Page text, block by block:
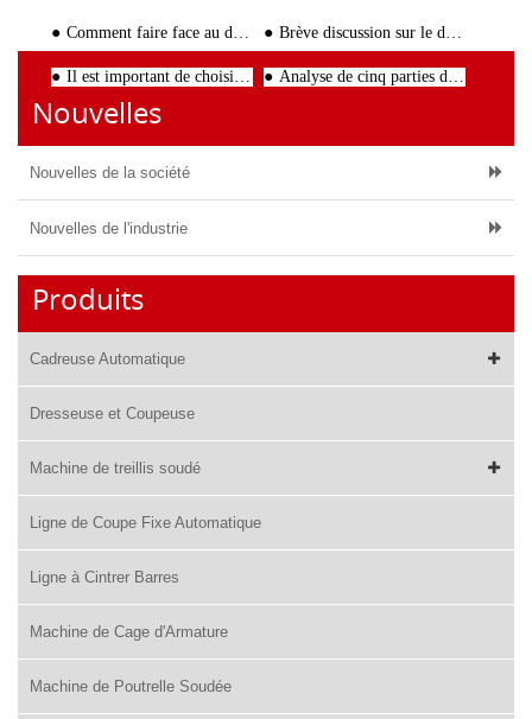
Comment faire face au dysfonctionnement de la machine de découpe de barres d'armature Brève discussion sur le débit de fonctionnement de la machine de redressage de fil d'acier
Il est important de choisir un bon fabricant de machines de traitement lors de l'achat d'un cintre de barres d'acier M Analyse de cinq parties de la machine de lissage des barres d'armature
Nouvelles
Nouvelles de la société
Nouvelles de l'industrie
Produits
Cadreuse Automatique
Dresseuse et Coupeuse
Machine de treillis soudé
Ligne de Coupe Fixe Automatique
Ligne à Cintrer Barres
Machine de Cage d'Armature
Machine de Poutrelle Soudée